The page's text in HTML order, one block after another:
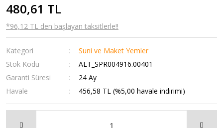
480,61 TL
*96,12 TL den başlayan taksitlerle!!
Kategori
Suni ve Maket Yemler
Stok Kodu
ALT_SPR004916.00401
Garanti Süresi
24 Ay
Havale
456,58 TL (%5,00 havale indirimi)